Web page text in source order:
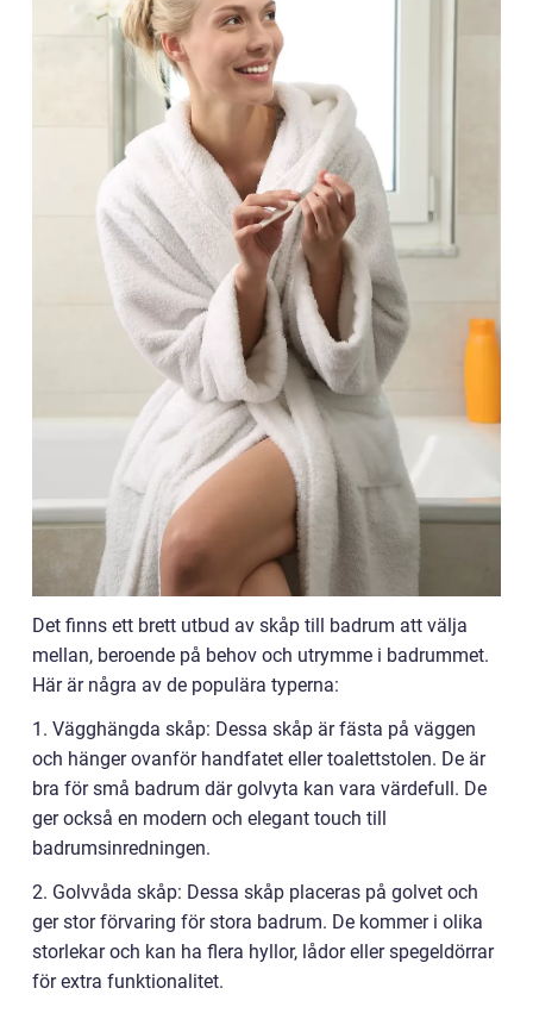
Det finns ett brett utbud av skåp till badrum att välja
mellan, beroende på behov och utrymme i badrummet.
Här är några av de populära typerna:
1. Vägghängda skåp: Dessa skåp är fästa på väggen
och hänger ovanför handfatet eller toalettstolen. De är
bra för små badrum där golvyta kan vara värdefull. De
ger också en modern och elegant touch till
badrumsinredningen.
2. Golvvåda skåp: Dessa skåp placeras på golvet och
ger stor förvaring för stora badrum. De kommer i olika
storlekar och kan ha flera hyllor, lådor eller spegeldörrar
för extra funktionalitet.